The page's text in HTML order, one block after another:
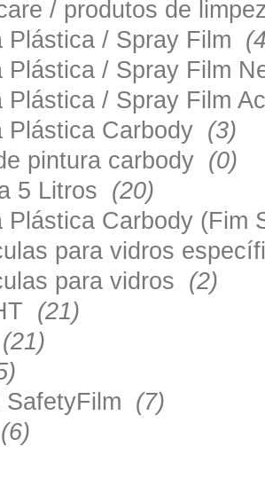
/ produtos de
Plástica / Spray Film
Plástica / Spray Film
Plástica / Spray Film
Plástica Carbody (3)
pintura carbody (0)
5 Litros (20)
Plástica Carbody
para vidros
para vidros (2)
(21)
(21)
SafetyFilm (7)
(6)